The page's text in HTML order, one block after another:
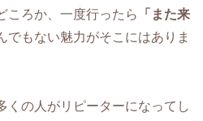
ころか、一度行ったら
「また来
でもない魅力がそこにはありま
くの人がリピーターになってし